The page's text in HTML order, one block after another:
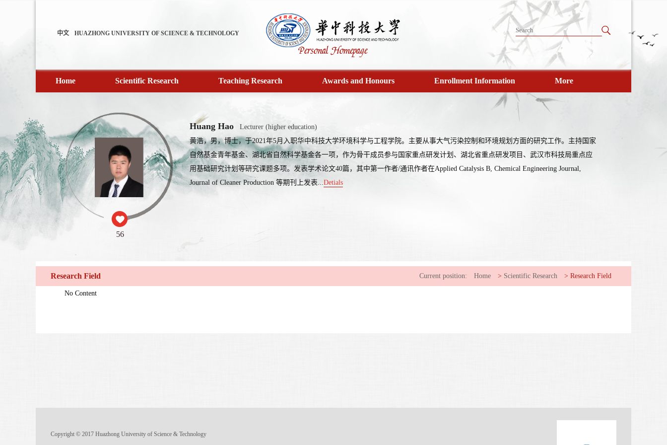
中文 HUAZHONG UNIVERSITY OF SCIENCE & TECHNOLOGY
Home Scientific Research Teaching Research Awards and Honours Enrollment Information More
56
Huang Hao
Lecturer (higher education)
黄浩，男，博士，于2021年5月入职华中科技大学环境科学与工程学院。主要从事大气污染控制和环境规划方面的研究工作。主持国家
自然基金青年基金、湖北省自然科学基金各一项，作为骨干成员参与国家重点研发计划、湖北省重点研发项目、武汉市科技局重点应
用基础研究计划等研究课题多项。发表学术论文40篇，其中第一作者/通讯作者在Applied Catalysis B, Chemical Engineering Journal,
Journal of Cleaner Production 等期刊上发表...Detials
Research Field Current position: Home > Scientific Research > Research Field
No Content
Copyright © 2017 Huazhong University of Science & Technology